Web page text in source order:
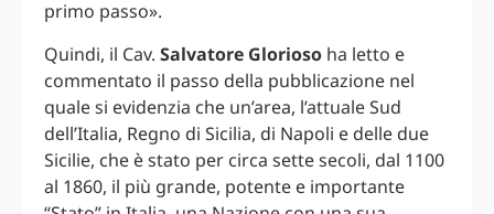
primo passo».
Quindi, il Cav. Salvatore Glorioso ha letto e
commentato il passo della pubblicazione nel
quale si evidenzia che un’area, l’attuale Sud
dell’Italia, Regno di Sicilia, di Napoli e delle due
Sicilie, che è stato per circa sette secoli, dal 1100
al 1860, il più grande, potente e importante